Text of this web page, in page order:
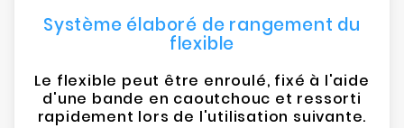
Système élaboré de rangement du
flexible
Le flexible peut être enroulé, fixé à l'aide
d'une bande en caoutchouc et ressorti
rapidement lors de l'utilisation suivante.